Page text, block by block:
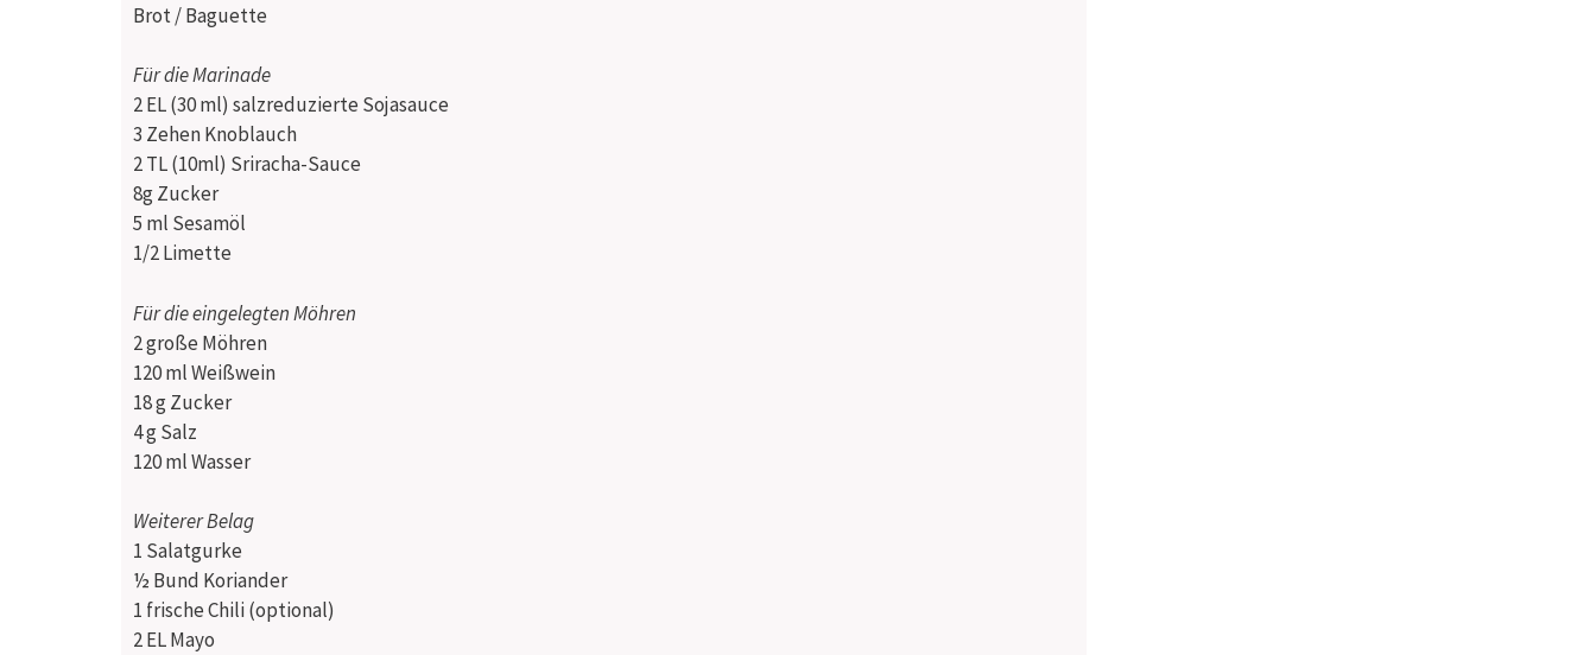
Brot / Baguette
Für die Marinade
2 EL (30 ml) salzreduzierte Sojasauce
3 ZehenKnoblauch
2 TL (10ml) Sriracha-Sauce
8gZucker
5 ml Sesamöl
1/2Limette
Für die eingelegten Möhren
2große Möhren
120 mlWeißwein
18 gZucker
4 gSalz
120 mlWasser
Weiterer Belag
1 Salatgurke
½ Bund Koriander
1 frische Chili (optional)
2 ELMayo